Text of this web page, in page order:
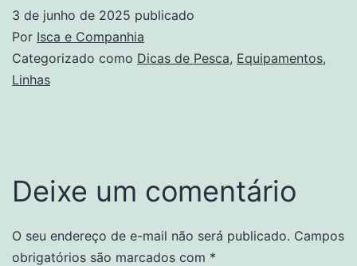
3 de junho de 2025 publicado
Por Isca e Companhia
Categorizado como Dicas de Pesca, Equipamentos,
Linhas
Deixe um comentário
O seu endereço de e-mail não será publicado. Campos
obrigatórios são marcados com *